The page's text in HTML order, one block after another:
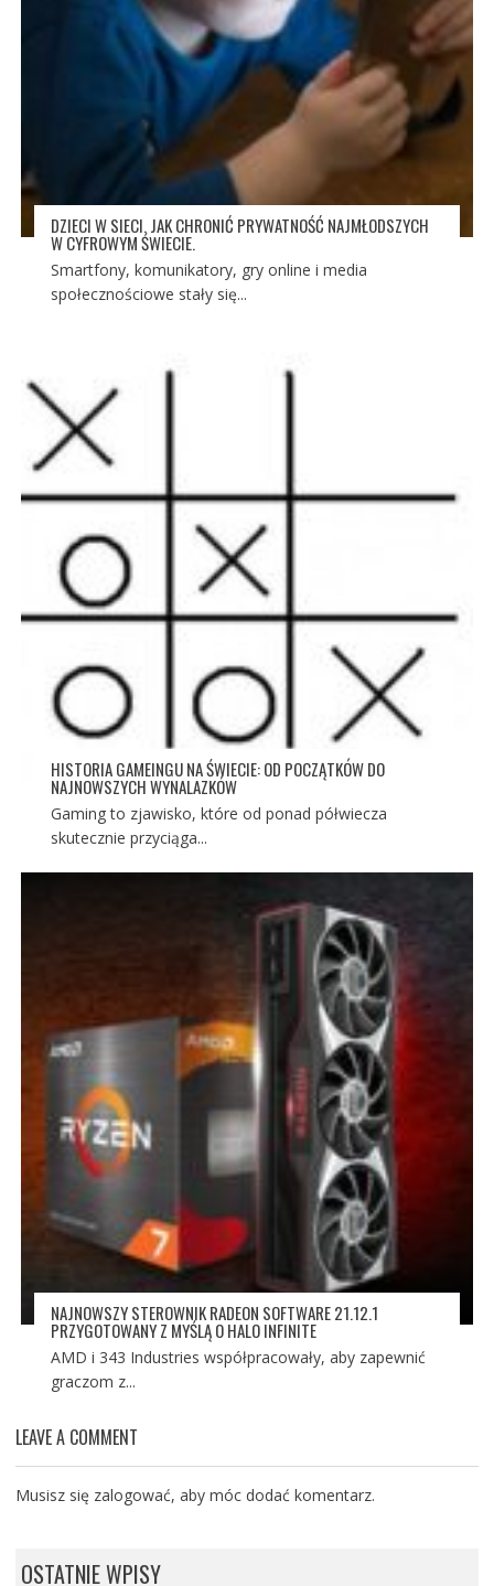
DZIECI W SIECI. JAK CHRONIĆ PRYWATNOŚĆ NAJMŁODSZYCH
W CYFROWYM ŚWIECIE.
Smartfony, komunikatory, gry online i media
społecznościowe stały się...
HISTORIA GAMEINGU NA ŚWIECIE: OD POCZĄTKÓW DO
NAJNOWSZYCH WYNALAZKÓW
Gaming to zjawisko, które od ponad półwiecza
skutecznie przyciąga...
NAJNOWSZY STEROWNIK RADEON SOFTWARE 21.12.1
PRZYGOTOWANY Z MYŚLĄ O HALO INFINITE
AMD i 343 Industries współpracowały, aby zapewnić
graczom z...
LEAVE A COMMENT
Musisz się zalogować, aby móc dodać komentarz.
OSTATNIE WPISY